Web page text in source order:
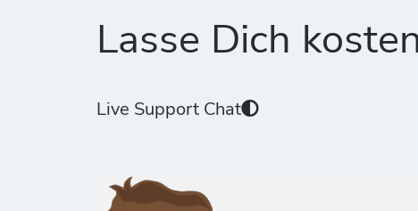
Lasse Dich
Live Support Chat